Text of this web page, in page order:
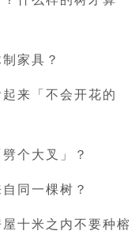
家具？
来「不会开花的
个大叉」？
同一棵树？
十米之内不要种榕